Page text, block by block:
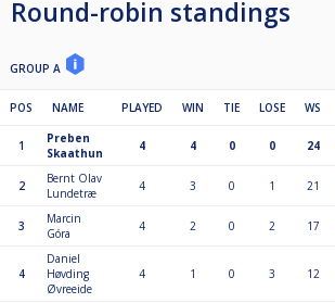
Round-robin standings
GROUP A
POS NAME PLAYED WIN TIE LOSE WS
1
Preben
Skaathun
4 4 0 0 24
2
Bernt Olav
Lundetræ
4 3 0 1 21
3
Marcin
Góra
4 2 0 2 17
4
Daniel
Høvding
Øvreeide
4 1 0 3 12